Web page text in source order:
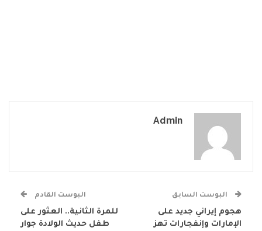
Admin
البوست السابق
هجوم إيراني جديد على
الإمارات وإنفجارات تهز
البوست القادم
للمرة الثانية.. العثور على
طفل حديث الولادة جوار